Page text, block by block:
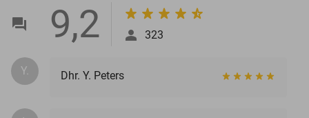
9,2 323
Y. Dhr. Y. Peters